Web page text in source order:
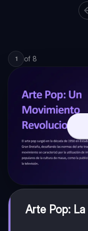
1 of 8
Arte Pop: